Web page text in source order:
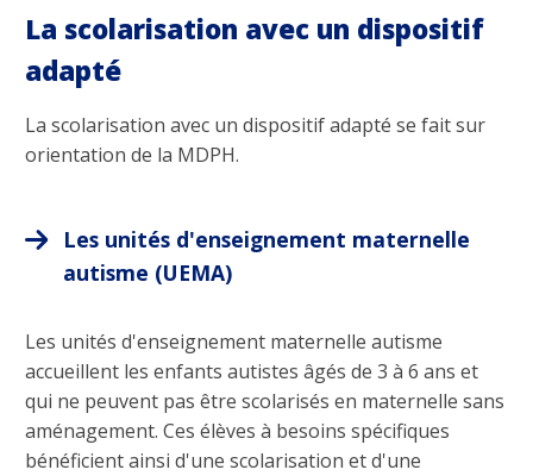
La scolarisation avec un dispositif
adapté
La scolarisation avec un dispositif adapté se fait sur
orientation de la MDPH.
Les unités d'enseignement maternelle
autisme (UEMA)
Les unités d'enseignement maternelle autisme
accueillent les enfants autistes âgés de 3 à 6 ans et
qui ne peuvent pas être scolarisés en maternelle sans
aménagement. Ces élèves à besoins spécifiques
bénéficient ainsi d'une scolarisation et d'une